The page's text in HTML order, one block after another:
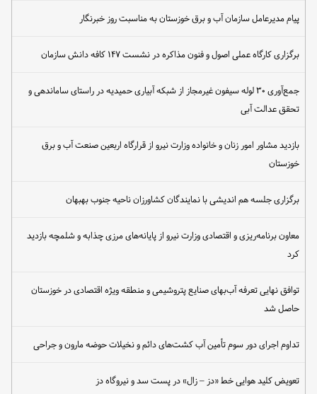
پیام مدیرعامل سازمان آب و برق خوزستان به مناسبت روز خبرنگار
برگزاری کارگاه عملی اصول و فنون مذاکره در نشست ۱۴۷ کافه دانش سازمان
جمع‌آوری ۳۰ لوله سیفون غیرمجاز از شبکه آبیاری حمیدیه در راستای ساماندهی و
تحقق عدالت آبی
بازدید مشاور امور زنان و خانواده وزارت نیرو از قرارگاه اربعین صنعت آب و برق
خوزستان
برگزاری جلسه هم اندیشی با نمایندگان کشاورزان ناحیه جنوب بهبهان
معاون برنامه‌ریزی و اقتصادی وزارت نیرو از پایانه‌های مرزی چذابه و شلمچه بازدید
کرد
توافق نهایی تعرفه آب‌بهای صنایع پتروشیمی و منطقه ویژه اقتصادی در خوزستان
حاصل شد
تداوم اجرای دور سوم تأمین آب کشت‌های دائم و نخیلات حوضه مارون و جراحی
تعویض کلید هوایی خط «دز – زال» در پست سد و نیروگاه دز